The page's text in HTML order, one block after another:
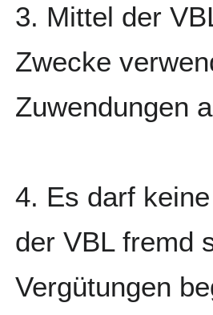
3. Mittel der
Zwecke
Zuwendungen
4. Es darf
der VBL fremd
Vergütungen